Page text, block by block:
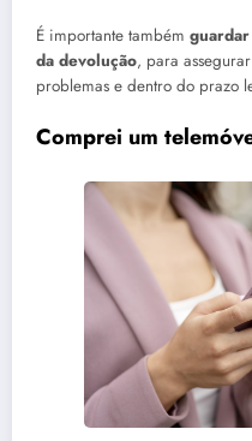
É importante também
da devolução, para
problemas e dentro do prazo
Comprei um